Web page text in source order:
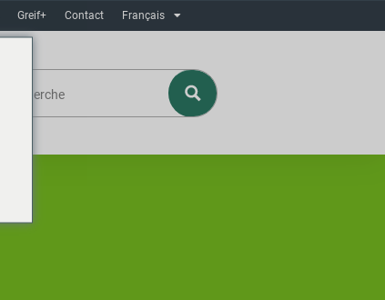
Greif+ Contact Français